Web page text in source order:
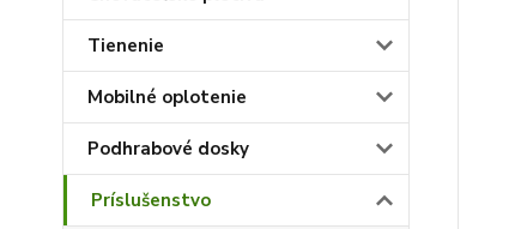
Tienenie
Mobilné oplotenie
Podhrabové dosky
Príslušenstvo